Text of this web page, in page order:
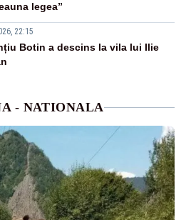
legea”
22:15
Botin a descins la vila lui Ilie
- NATIONALA